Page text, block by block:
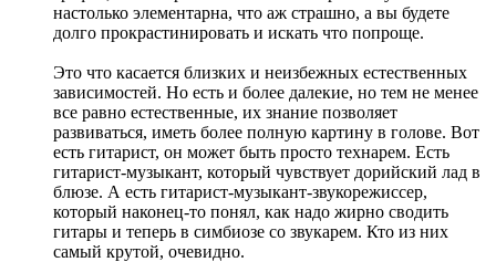
настолько элементарна, что аж страшно, а вы будете
долго прокрастинировать и искать что попроще.
Это что касается близких и неизбежных естественных
зависимостей. Но есть и более далекие, но тем не менее
все равно естественные, их знание позволяет
развиваться, иметь более полную картину в голове. Вот
есть гитарист, он может быть просто технарем. Есть
гитарист-музыкант, который чувствует дорийский лад в
блюзе. А есть гитарист-музыкант-звукорежиссер,
который наконец-то понял, как надо жирно сводить
гитары и теперь в симбиозе со звукарем. Кто из них
самый крутой, очевидно.